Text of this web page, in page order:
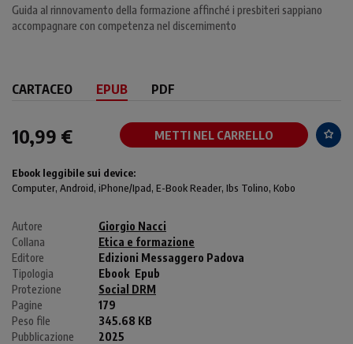
Guida al rinnovamento della formazione affinché i presbiteri sappiano
accompagnare con competenza nel discernimento
CARTACEO EPUB PDF
10,99 € METTI NEL CARRELLO
Ebook leggibile sui device:
Computer, Android, iPhone/Ipad, E-Book Reader, Ibs Tolino, Kobo
Autore
Giorgio Nacci
Collana
Etica e formazione
Editore
Edizioni Messaggero Padova
Tipologia
Ebook Epub
Protezione
Social DRM
Pagine
179
Peso file
345.68 KB
Pubblicazione
2025